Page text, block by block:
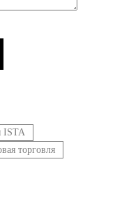
ISTA
торговля